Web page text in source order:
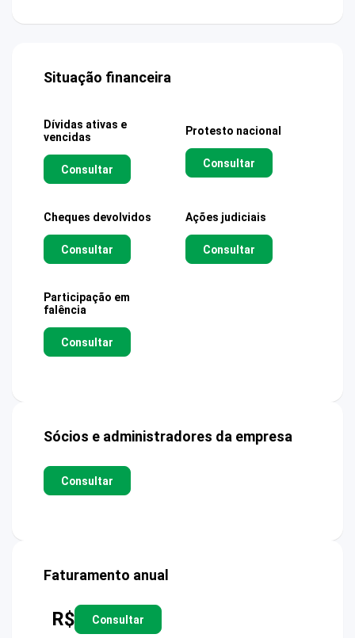
Situação financeira
Dívidas ativas e
vencidas
Consultar
Protesto nacional
Consultar
Cheques devolvidos
Consultar
Ações judiciais
Consultar
Participação em
falência
Consultar
Sócios e administradores da empresa
Consultar
Faturamento anual
R$ Consultar